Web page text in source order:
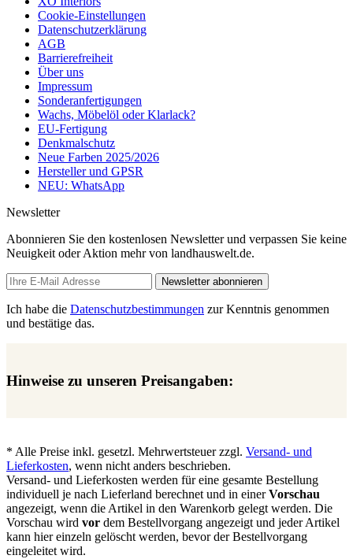
Cookie-Einstellungen
Datenschutzerklärung
AGB
Barrierefreiheit
Über uns
Impressum
Sonderanfertigungen
Wachs, Möbelöl oder Klarlack?
EU-Fertigung
Denkmalschutz
Neue Farben 2025/2026
Hersteller und GPSR
NEU: WhatsApp
Newsletter
Abonnieren Sie den kostenlosen Newsletter und verpassen Sie keine
Neuigkeit oder Aktion mehr von landhauswelt.de.
Newsletter abonnieren
Ich habe die Datenschutzbestimmungen zur Kenntnis genommen
und bestätige das.
Hinweise zu unseren Preisangaben:
* Alle Preise inkl. gesetzl. Mehrwertsteuer zzgl. Versand- und
Lieferkosten, wenn nicht anders beschrieben.
Versand- und Lieferkosten werden für eine gesamte Bestellung
individuell je nach Lieferland berechnet und in einerVorschau
angezeigt, wenn die Artikel in den Warenkorb gelegt werden. Die
Vorschau wird vor dem Bestellvorgang angezeigt und jeder Artikel
kann hier einzeln gelöscht werden, bevor der Bestellvorgang
eingeleitet wird.